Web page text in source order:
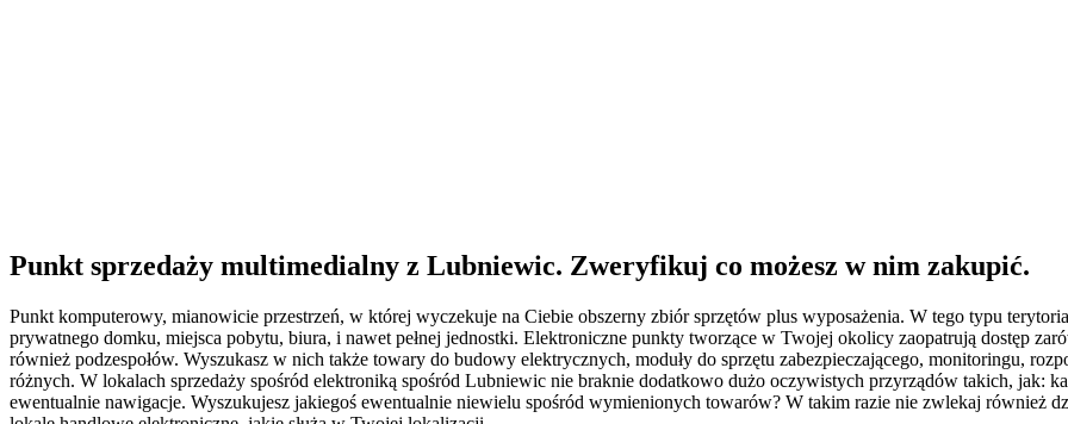
Punkt sprzedaży multimedialny z Lubniewic. Zweryfikuj co możesz w nim zakupić.
Punkt komputerowy, mianowicie przestrzeń, w której wyczekuje na Ciebie obszerny zbiór sprzętów plus wyposażenia. W tego typu
prywatnego domku, miejsca pobytu, biura, i nawet pełnej jednostki. Elektroniczne punkty tworzące w Twojej okolicy zaopatrują dostęp
również podzespołów. Wyszukasz w nich także towary do budowy elektrycznych, moduły do sprzętu zabezpieczającego, monitoringu,
różnych. W lokalach sprzedaży spośród elektroniką spośród Lubniewic nie braknie dodatkowo dużo oczywistych przyrządów takich, jak:
ewentualnie nawigacje. Wyszukujesz jakiegoś ewentualnie niewielu spośród wymienionych towarów? W takim razie nie zwlekaj również